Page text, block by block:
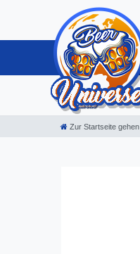
Zur Startseite gehen